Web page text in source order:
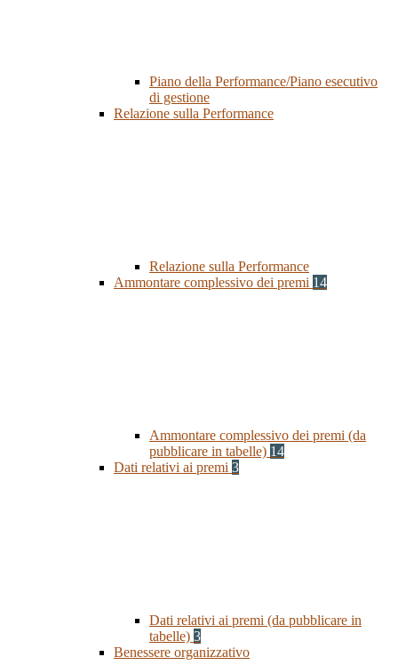
Piano della Performance/Piano esecutivo
di gestione
Relazione sulla Performance
Relazione sulla Performance
Ammontare complessivo dei premi 14
Ammontare complessivo dei premi (da
pubblicare in tabelle) 14
Dati relativi ai premi 3
Dati relativi ai premi (da pubblicare in
tabelle) 3
Benessere organizzativo